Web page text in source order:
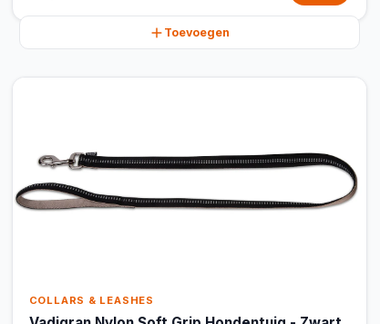
Toevoegen
COLLARS & LEASHES